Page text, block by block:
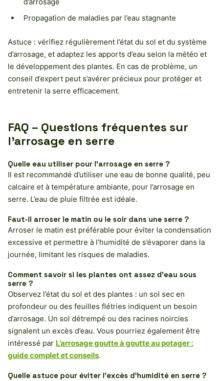
d’arrosage
Propagation de maladies par l’eau stagnante
Astuce : vérifiez régulièrement l’état du sol et du système
d’arrosage, et adaptez les apports d’eau selon la météo et
le développement des plantes. En cas de problème, un
conseil d’expert peut s’avérer précieux pour protéger et
entretenir la serre efficacement.
FAQ – Questions fréquentes sur
l’arrosage en serre
Quelle eau utiliser pour l’arrosage en serre ?
Il est recommandé d’utiliser une eau de bonne qualité, peu
calcaire et à température ambiante, pour l’arrosage en
serre. L’eau de pluie filtrée est idéale.
Faut-il arroser le matin ou le soir dans une serre ?
Arroser le matin est préférable pour éviter la condensation
excessive et permettre à l’humidité de s’évaporer dans la
journée, limitant les risques de maladies.
Comment savoir si les plantes ont assez d’eau sous
serre ?
Observez l’état du sol et des plantes : un sol sec en
profondeur ou des feuilles flétries indiquent un besoin
d’arrosage. Un sol détrempé ou des racines noircies
signalent un excès d’eau. Vous pourriez également être
intéressé par L’arrosage goutte à goutte au potager :
guide complet et conseils.
Quelle astuce pour éviter l’excès d’humidité en serre ?